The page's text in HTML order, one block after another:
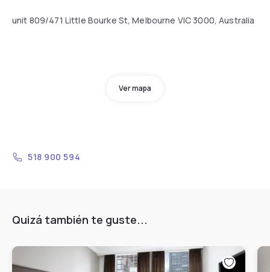
unit 809/471 Little Bourke St, Melbourne VIC 3000, Australia
Ver mapa
518 900 594
Quizá también te guste...